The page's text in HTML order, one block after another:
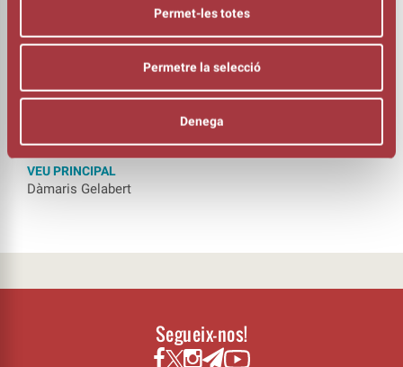
Permet-les totes
Permetre la selecció
Denega
Max Vilarrasa i Yaiza Llort
Glòria Maurel
BAIX I VEU
VEU PRINCIPAL
Dàmaris Gelabert
Segueix-nos!